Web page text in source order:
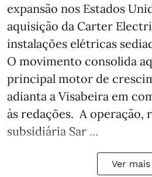
expansão nos Estados
aquisição da Carter
instalações elétricas
O movimento consolida
principal motor de
adianta a Visabeira em
às redações. A operação,
subsidiária Sar ...
Ver mais